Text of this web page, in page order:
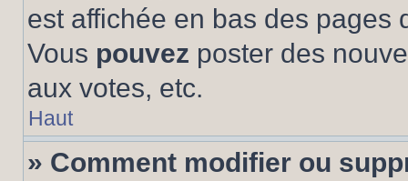
est affichée en bas des pages
Vous pouvez poster des
aux votes, etc.
Haut
» Comment modifier ou